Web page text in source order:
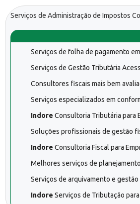
Serviços de Administração de Impostos
Serviços de folha de pagamento em
Serviços de Gestão Tributária
Consultores fiscais mais bem
Serviços especializados em
Indore Consultoria Tributária para
Soluções profissionais de gestão
Indore Consultoria Fiscal para
Melhores serviços de
Serviços de arquivamento e
Indore Serviços de Tributação